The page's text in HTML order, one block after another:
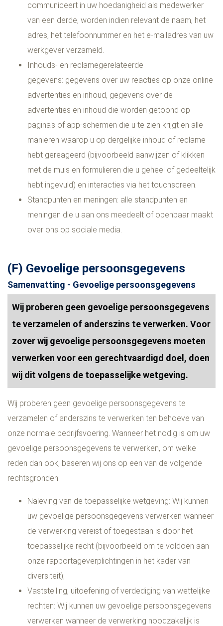
communiceert in uw hoedanigheid als medewerker
van een derde, worden indien relevant de naam, het
adres, het telefoonnummer en het e-mailadres van uw
werkgever verzameld.
Inhouds- en reclamegerelateerde
gegevens: gegevens over uw reacties op onze online
advertenties en inhoud, gegevens over de
advertenties en inhoud die worden getoond op
pagina's of app-schermen die u te zien krijgt en alle
manieren waarop u op dergelijke inhoud of reclame
hebt gereageerd (bijvoorbeeld aanwijzen of klikken
met de muis en formulieren die u geheel of gedeeltelijk
hebt ingevuld) en interacties via het touchscreen.
Standpunten en meningen: alle standpunten en
meningen die u aan ons meedeelt of openbaar maakt
over ons op sociale media.
(F) Gevoelige persoonsgegevens
Samenvatting - Gevoelige persoonsgegevens
Wij proberen geen gevoelige persoonsgegevens
te verzamelen of anderszins te verwerken. Voor
zover wij gevoelige persoonsgegevens moeten
verwerken voor een gerechtvaardigd doel, doen
wij dit volgens de toepasselijke wetgeving.
Wij proberen geen gevoelige persoonsgegevens te
verzamelen of anderszins te verwerken ten behoeve van
onze normale bedrijfsvoering. Wanneer het nodig is om uw
gevoelige persoonsgegevens te verwerken, om welke
reden dan ook, baseren wij ons op een van de volgende
rechtsgronden:
Naleving van de toepasselijke wetgeving: Wij kunnen
uw gevoelige persoonsgegevens verwerken wanneer
de verwerking vereist of toegestaan is door het
toepasselijke recht (bijvoorbeeld om te voldoen aan
onze rapportageverplichtingen in het kader van
diversiteit);
Vaststelling, uitoefening of verdediging van wettelijke
rechten: Wij kunnen uw gevoelige persoonsgegevens
verwerken wanneer de verwerking noodzakelijk is